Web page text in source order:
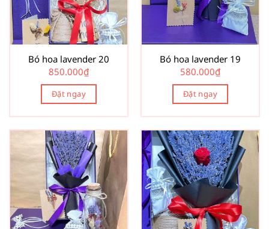
Bó hoa lavender 20
850.000₫
Đặt ngay
Bó hoa lavender 19
580.000₫
Đặt ngay